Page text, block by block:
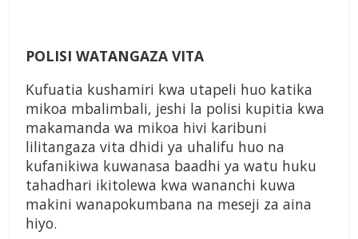
POLISI WATANGAZA VITA
Kufuatia kushamiri kwa utapeli huo katika
mikoa mbalimbali, jeshi la polisi kupitia kwa
makamanda wa mikoa hivi karibuni
lilitangaza vita dhidi ya uhalifu huo na
kufanikiwa kuwanasa baadhi ya watu huku
tahadhari ikitolewa kwa wananchi kuwa
makini wanapokumbana na meseji za aina
hiyo.